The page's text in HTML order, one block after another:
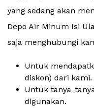
yang sedang akan
Depo Air Minum Isi
saja menghubungi
Untuk
diskon) dari kami.
Untuk tanya-
digunakan.